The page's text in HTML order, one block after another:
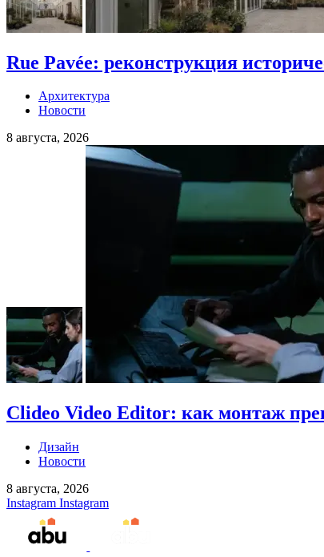
Rue Pavée: реконструкция
Архитектура
Новости
8 августа, 2026
Clideo Video Editor: как монтаж
Дизайн
Новости
8 августа, 2026
Instagram Instagram